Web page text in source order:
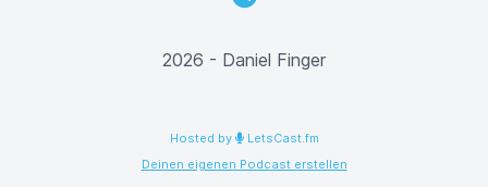
2026 - Daniel Finger
Hosted by
LetsCast.fm
Deinen eigenen Podcast erstellen